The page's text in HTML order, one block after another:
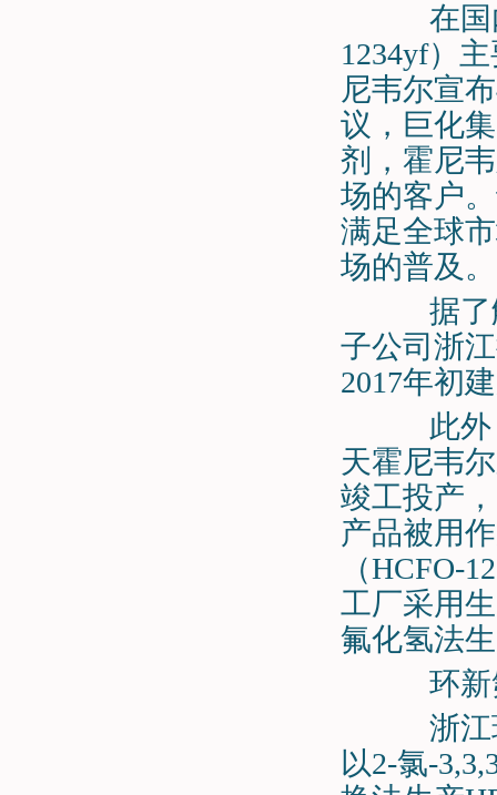
在国内
1234yf）
尼韦尔宣
议，巨化
剂，霍尼
场的客户
满足全球
场的普及。
据了解
子公司浙
2017年初
此外，
天霍尼韦
竣工投产
产品被用
（HCFO-
工厂采用
氟化氢法
环新
浙江环
以2-氯-